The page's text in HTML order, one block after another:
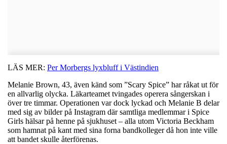
LÄS MER: Per Morbergs lyxbluff i Västindien
Melanie Brown, 43, även känd som ”Scary Spice” har råkat ut för
en allvarlig olycka. Läkarteamet tvingades operera sångerskan i
över tre timmar. Operationen var dock lyckad och Melanie B delar
med sig av bilder på Instagram där samtliga medlemmar i Spice
Girls hälsar på henne på sjukhuset – alla utom Victoria Beckham
som hamnat på kant med sina forna bandkolleger då hon inte ville
att bandet skulle återförenas.